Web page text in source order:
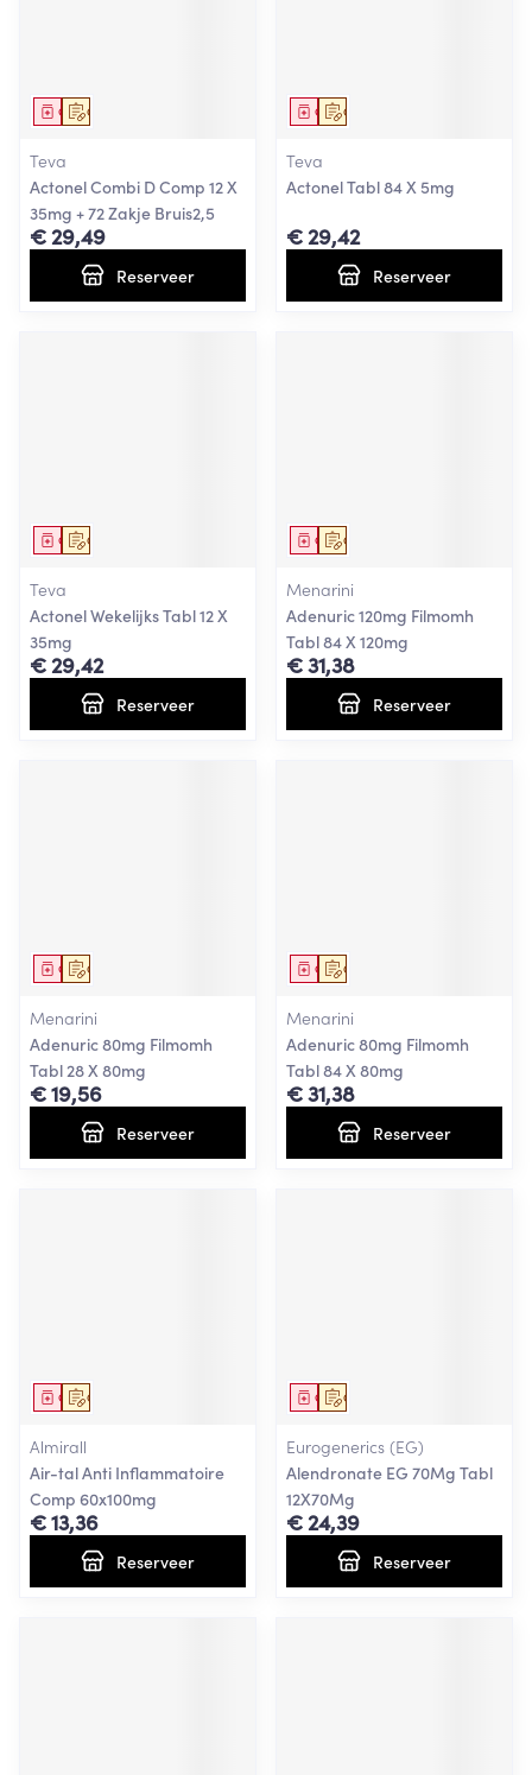
Op voorschrift
Geneesmiddel
Teva
Actonel Combi D Comp 12 X
35mg + 72 Zakje Bruis2,5
€ 29,49
Reserveer
Op voorschrift
Geneesmiddel
Teva
Actonel Tabl 84 X 5mg
€ 29,42
Reserveer
Op voorschrift
Geneesmiddel
Teva
Actonel Wekelijks Tabl 12 X
35mg
€ 29,42
Reserveer
Op voorschrift
Geneesmiddel
Menarini
Adenuric 120mg Filmomh
Tabl 84 X 120mg
€ 31,38
Reserveer
Op voorschrift
Geneesmiddel
Menarini
Adenuric 80mg Filmomh
Tabl 28 X 80mg
€ 19,56
Reserveer
Op voorschrift
Geneesmiddel
Menarini
Adenuric 80mg Filmomh
Tabl 84 X 80mg
€ 31,38
Reserveer
Op voorschrift
Geneesmiddel
Almirall
Air-tal Anti Inflammatoire
Comp 60x100mg
€ 13,36
Reserveer
Op voorschrift
Geneesmiddel
Eurogenerics (EG)
Alendronate EG 70Mg Tabl
12X70Mg
€ 24,39
Reserveer